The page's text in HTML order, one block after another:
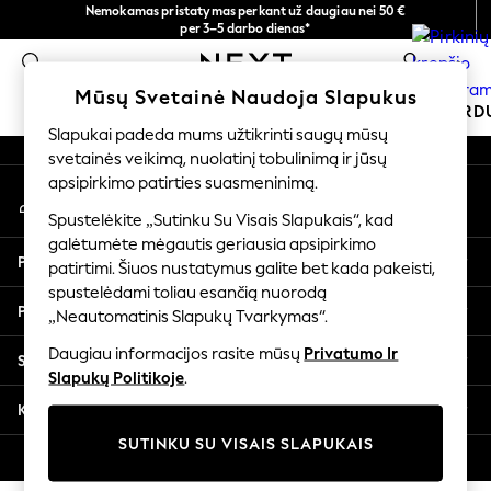
Nemokamas pristatymas perkant už daugiau nei 50 €
per 3–5 darbo dienas*
Dabar galite apsipirkti lietuvių kalba!
0
MOKYKLINĖ APRANGA ŠVENTINĖ
SCHOOLWEAR
All Boys Schoolwear
Shoes
Trousers
Shorts
Shirts
Polo Shirts
Sweatshirts & Jumpers
Coats & Jackets
Underwear
Multipacks
All Boys Sport & Swimwear
An error occurred on client
Mūsų socialiniai tinklai
Mano paskyra
Prisijunkite prie savo paskyros
Pagalba
Privatumas ir teisinė informacija
Skyriai
Kitos paslaugos
Mūsų Svetainė Naudoja Slapukus
Slapukai padeda mums užtikrinti saugų mūsų
svetainės veikimą, nuolatinį tobulinimą ir jūsų
apsipirkimo patirties suasmeninimą.
Spustelėkite „Sutinku Su Visais Slapukais“, kad
galėtumėte mėgautis geriausia apsipirkimo
patirtimi. Šiuos nustatymus galite bet kada pakeisti,
spustelėdami toliau esančią nuorodą
„Neautomatinis Slapukų Tvarkymas“.
Daugiau informacijos rasite mūsų Privatumo Ir
Slapukų Politikoje.
SUTINKU SU VISAIS SLAPUKAIS